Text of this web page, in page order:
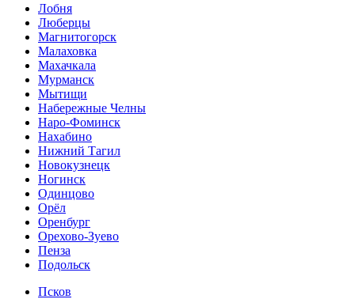
Лобня
Люберцы
Магнитогорск
Малаховка
Махачкала
Мурманск
Мытищи
Набережные Челны
Наро-Фоминск
Нахабино
Нижний Тагил
Новокузнецк
Ногинск
Одинцово
Орёл
Оренбург
Орехово-Зуево
Пенза
Подольск
Псков